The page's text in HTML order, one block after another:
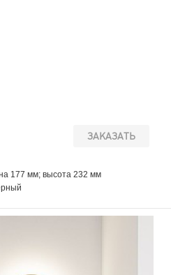
ЗАКАЗАТЬ
177 мм; высота 232 мм